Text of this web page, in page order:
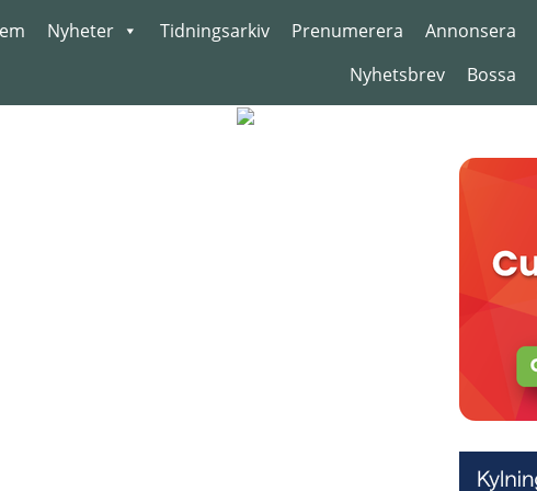
Nyheter Tidningsarkiv Prenumerera Annonsera
Nyhetsbrev
Bossa